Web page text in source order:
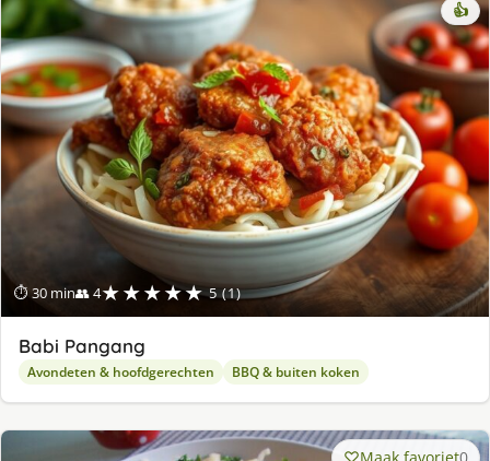
⏱ 30 min👥 4★★★★★ 5 (1)
👍
Babi Pangang
Avondeten & hoofdgerechten BBQ & buiten koken
Maak favoriet0